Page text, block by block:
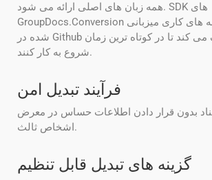
همه زبان های اصلی ارائه می شود. SDK های
GroupDocs.Conversion ما به همراه نمونه های کاری میزبانی
شده در Github به کاربران ما کمک می کند تا در کوتاه ترین زمان
شروع به کار کنند.
فرآیند تبدیل امن
بدون قرار دادن اطلاعات حساس در معرض
اشخاص ثالث.
گزینه های تبدیل قابل تنظیم